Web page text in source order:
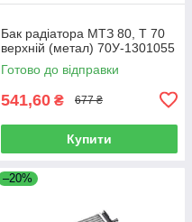
Бак радіатора МТЗ 80, Т 70
верхній (метал) 70У-1301055
Готово до відправки
541,60 ₴ 677 ₴
Купити
–20%